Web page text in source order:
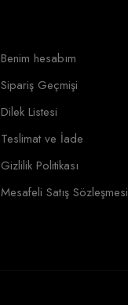
Benim hesabım
Sipariş Geçmişi
Dilek Listesi
Teslimat ve İade
Gizlilik Politikası
Mesafeli Satış Sözleşmesi